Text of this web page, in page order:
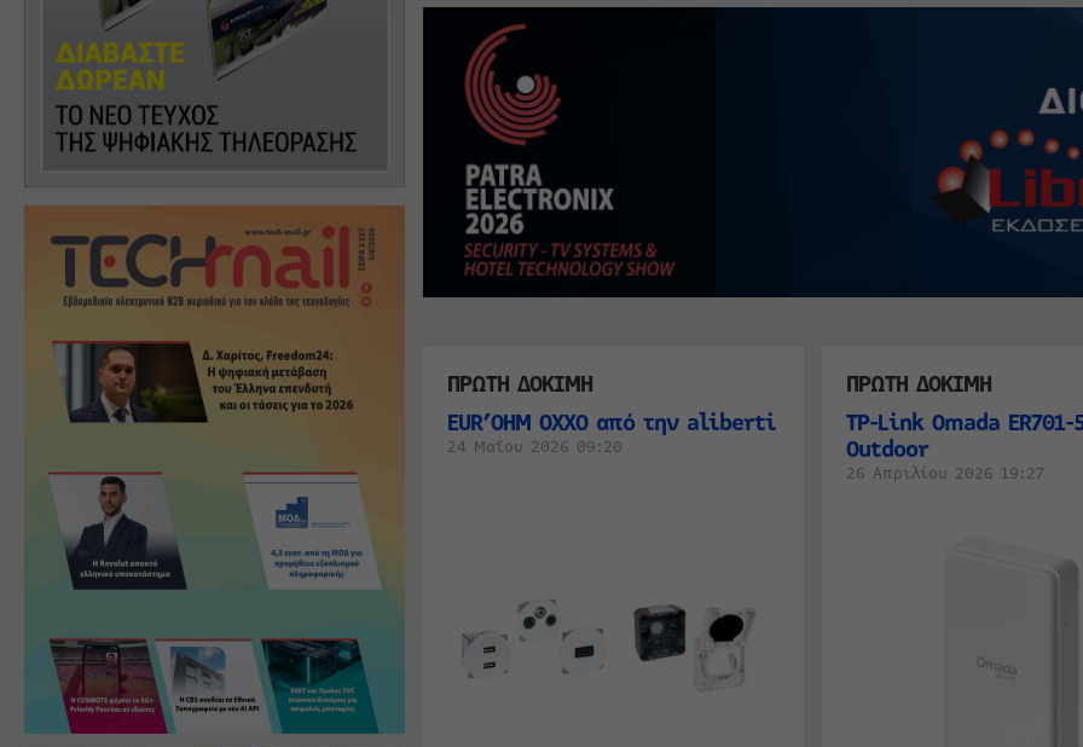
ΠΡΩΤΗ ΔΟΚΙΜΗ
EUR’OHM ΟΧΧΟ από την aliberti
24 Μαΐου 2026 09:20
ΠΡΩΤΗ ΔΟΚΙΜΗ
TP-Link Omada ER701-
Outdoor
26 Απριλίου 2026 19:27